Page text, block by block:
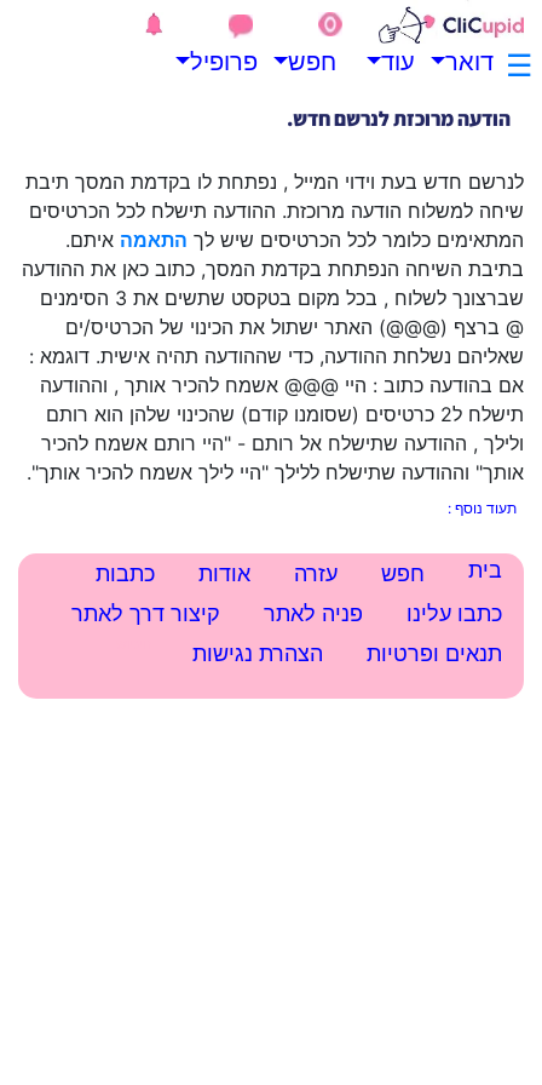
☰ דואר עוד חפש פרופיל
.
לנרשם חדש בעת וידוי המייל , נפתחת לו בקדמת המסך תיבת
שיחה למשלוח הודעה מרוכזת. ההודעה תישלח לכל הכרטיסים
המתאימים כלומר לכל הכרטיסים שיש לך התאמה איתם.
בתיבת השיחה הנפתחת בקדמת המסך, כתוב כאן את ההודעה
שברצונך לשלוח , בכל מקום בטקסט שתשים את 3 הסימנים
@ ברצף (@@@) האתר ישתול את הכינוי של הכרטיס/ים
שאליהם נשלחת ההודעה, כדי שההודעה תהיה אישית. דוגמא :
אם בהודעה כתוב : היי @@@ אשמח להכיר אותך , וההודעה
תישלח ל2 כרטיסים (שסומנו קודם) שהכינוי שלהן הוא רותם
ולילך , ההודעה שתישלח אל רותם - "היי רותם אשמח להכיר
אותך" וההודעה שתישלח ללילך "היי לילך אשמח להכיר אותך".
תעוד נוסף :
בית עזרה אודות
כתבות
כתבו עלינו
תנאים ופרטיות
הצהרת נגישות